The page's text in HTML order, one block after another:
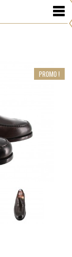
PROMO !